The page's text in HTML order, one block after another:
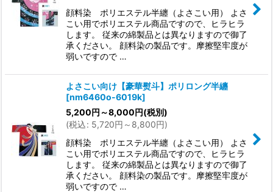
顔料染 ポリエステル半纏（よさこい用） よさ
こい用でポリエステル商品ですので、ヒラヒラ
します。 従来の綿製品とは異なりますので御了
承ください。 顔料染の製品です。摩擦堅牢度が
弱いですので …
よさこい向け【豪華熨斗】ポリロング半纏
[nm6460o-6019k]
5,200円 ～8,000円(税別)
(税込: 5,720円 ～8,800円)
顔料染 ポリエステル半纏（よさこい用） よさ
こい用でポリエステル商品ですので、ヒラヒラ
します。 従来の綿製品とは異なりますので御了
承ください。 顔料染の製品です。摩擦堅牢度が
弱いですので …